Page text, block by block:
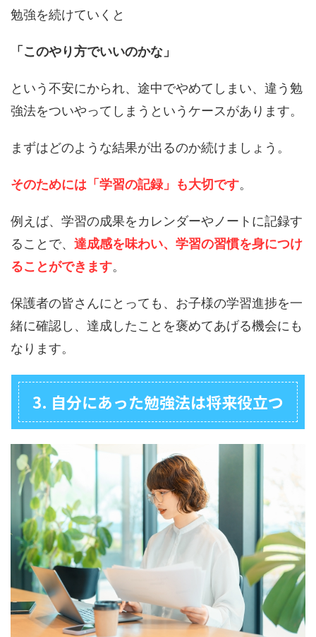
勉強を続けていくと
「このやり方でいいのかな」
という不安にかられ、途中でやめてしまい、違う勉
強法をついやってしまうというケースがあります。
まずはどのような結果が出るのか続けましょう。
そのためには「学習の記録」も大切です。
例えば、学習の成果をカレンダーやノートに記録す
ることで、 達成感を味わい、学習の習慣を身につけ
ることができます。
保護者の皆さんにとっても、お子様の学習進捗を一
緒に確認し、達成したことを褒めてあげる機会にも
なります。
3. 自分にあった勉強法は将来役立つ